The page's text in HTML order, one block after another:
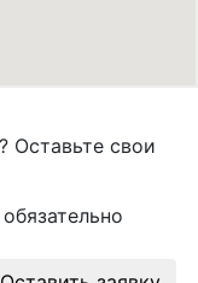
Оставьте свои